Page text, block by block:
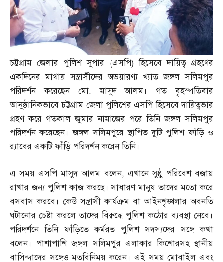
চট্টগ্রাম জেলার পুলিশ সুপার (এসপি)হিসেবে দায়িত্ব গ্রহণের
একদিনের মাথায় সন্ত্রাসীদের অভয়ারণ্য খ্যাত জঙ্গল সলিমপুর
পরিদর্শন করেছেন মো.মাসুদ আলম। গত বৃহস্পতিবার
আনুষ্ঠানিকভাবে চট্টগ্রাম জেলা পুলিশের এসপি হিসেবে দায়িত্বভার
গ্রহণ করে গতকাল জুমার নামাজের পরে তিনি জঙ্গল সলিমপুর
পরিদর্শন করেছেন। জঙ্গল সলিমপুরে স্থাপিত দুটি পুলিশ ফাঁড়ি ও
র‌্যাবের একটি ফাঁড়ি পরিদর্শন করেন তিনি।
এ সময় এসপি মাসুদ আলম বলেন, এখানে সুষ্ঠু পরিবেশ বজায়
রাখার জন্য পুলিশ কাজ করছে। সাধারণ মানুষ তাদের মতো করে
বসবাস করবে। কেউ সন্ত্রাসী কার্যক্রম বা আইনশৃঙ্খলার অবনতি
ঘটানোর চেষ্টা করলে তাদের বিরুদ্ধে পুলিশ কঠোর ব্যবস্থা নেবে।
পরিদর্শনে তিনি ফাঁড়িতে কর্মরত পুলিশ সদস্যদের সঙ্গে কথা
বলেন। পাশাপাশি জঙ্গল সলিমপুর এলাকার কিশোরসহ স্থানীয়
বাসিন্দাদের সঙ্গেও মতবিনিময় করেন। এই সময় মোবাইল এবং